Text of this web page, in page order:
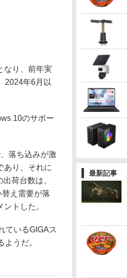
最新記事
なり、前年実
2024年6月以
10のサポー
落ち込みが激
あり、それに
荷台数は、
え需要が落
トした。
ているGIGAス
うだ。